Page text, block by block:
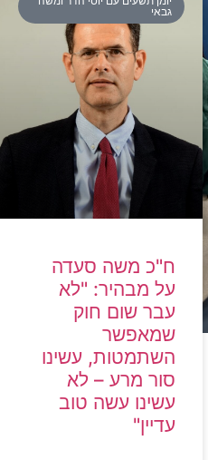
גבאי
ח"כ משה סעדה
על מבהיר: "לא
עבר שום חוק
שמאפשר
השתמטות, עשינו
סור מרע – לא
עשינו עשה טוב
עדיין"